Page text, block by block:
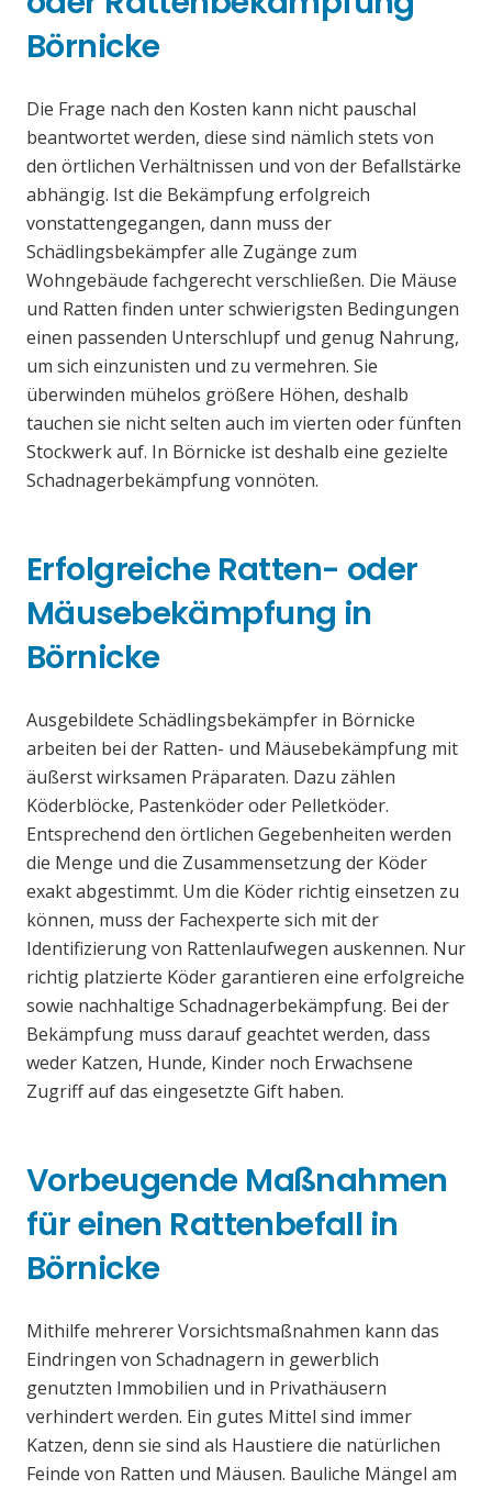
Börnicke
Die Frage nach den Kosten kann nicht pauschal
beantwortet werden, diese sind nämlich stets von
den örtlichen Verhältnissen und von der Befallstärke
abhängig. Ist die Bekämpfung erfolgreich
vonstattengegangen, dann muss der
Schädlingsbekämpfer alle Zugänge zum
Wohngebäude fachgerecht verschließen. Die Mäuse
und Ratten finden unter schwierigsten Bedingungen
einen passenden Unterschlupf und genug Nahrung,
um sich einzunisten und zu vermehren. Sie
überwinden mühelos größere Höhen, deshalb
tauchen sie nicht selten auch im vierten oder fünften
Stockwerk auf. In Börnicke ist deshalb eine gezielte
Schadnagerbekämpfung vonnöten.
Erfolgreiche Ratten- oder
Mäusebekämpfung in
Börnicke
Ausgebildete Schädlingsbekämpfer in Börnicke
arbeiten bei der Ratten- und Mäusebekämpfung mit
äußerst wirksamen Präparaten. Dazu zählen
Köderblöcke, Pastenköder oder Pelletköder.
Entsprechend den örtlichen Gegebenheiten werden
die Menge und die Zusammensetzung der Köder
exakt abgestimmt. Um die Köder richtig einsetzen zu
können, muss der Fachexperte sich mit der
Identifizierung von Rattenlaufwegen auskennen. Nur
richtig platzierte Köder garantieren eine erfolgreiche
sowie nachhaltige Schadnagerbekämpfung. Bei der
Bekämpfung muss darauf geachtet werden, dass
weder Katzen, Hunde, Kinder noch Erwachsene
Zugriff auf das eingesetzte Gift haben.
Vorbeugende Maßnahmen
für einen Rattenbefall in
Börnicke
Mithilfe mehrerer Vorsichtsmaßnahmen kann das
Eindringen von Schadnagern in gewerblich
genutzten Immobilien und in Privathäusern
verhindert werden. Ein gutes Mittel sind immer
Katzen, denn sie sind als Haustiere die natürlichen
Feinde von Ratten und Mäusen. Bauliche Mängel am